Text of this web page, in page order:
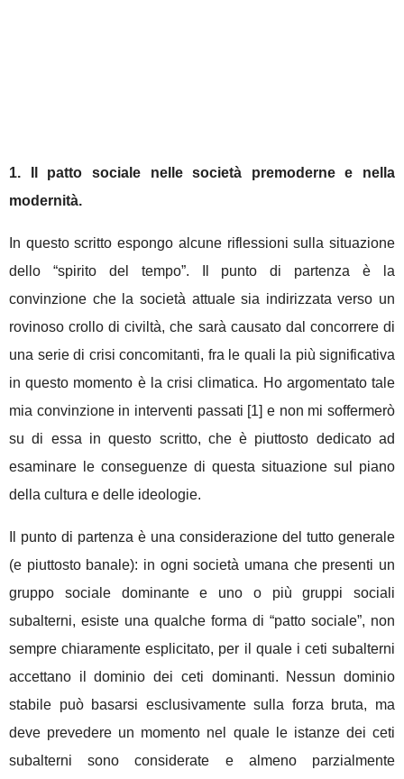
1. Il patto sociale nelle società premoderne e nella
modernità.
In questo scritto espongo alcune riflessioni sulla situazione
dello “spirito del tempo”. Il punto di partenza è la
convinzione che la società attuale sia indirizzata verso un
rovinoso crollo di civiltà, che sarà causato dal concorrere di
una serie di crisi concomitanti, fra le quali la più significativa
in questo momento è la crisi climatica. Ho argomentato tale
mia convinzione in interventi passati [1] e non mi soffermerò
su di essa in questo scritto, che è piuttosto dedicato ad
esaminare le conseguenze di questa situazione sul piano
della cultura e delle ideologie.
Il punto di partenza è una considerazione del tutto generale
(e piuttosto banale): in ogni società umana che presenti un
gruppo sociale dominante e uno o più gruppi sociali
subalterni, esiste una qualche forma di “patto sociale”, non
sempre chiaramente esplicitato, per il quale i ceti subalterni
accettano il dominio dei ceti dominanti. Nessun dominio
stabile può basarsi esclusivamente sulla forza bruta, ma
deve prevedere un momento nel quale le istanze dei ceti
subalterni sono considerate e almeno parzialmente